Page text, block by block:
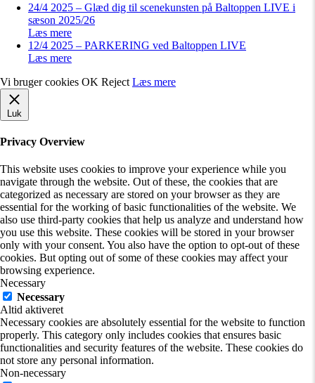
24/4 2025 – Glæd dig til scenekunsten på Baltoppen LIVE i
sæson 2025/26
Læs mere
12/4 2025 – PARKERING ved Baltoppen LIVE
Læs mere
Vi bruger cookies OK Reject Læs mere
Luk
Privacy Overview
This website uses cookies to improve your experience while you
navigate through the website. Out of these, the cookies that are
categorized as necessary are stored on your browser as they are
essential for the working of basic functionalities of the website. We
also use third-party cookies that help us analyze and understand how
you use this website. These cookies will be stored in your browser
only with your consent. You also have the option to opt-out of these
cookies. But opting out of some of these cookies may affect your
browsing experience.
Necessary
Necessary
Altid aktiveret
Necessary cookies are absolutely essential for the website to function
properly. This category only includes cookies that ensures basic
functionalities and security features of the website. These cookies do
not store any personal information.
Non-necessary